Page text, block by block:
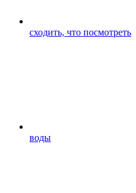
сходить, что посмотреть
воды